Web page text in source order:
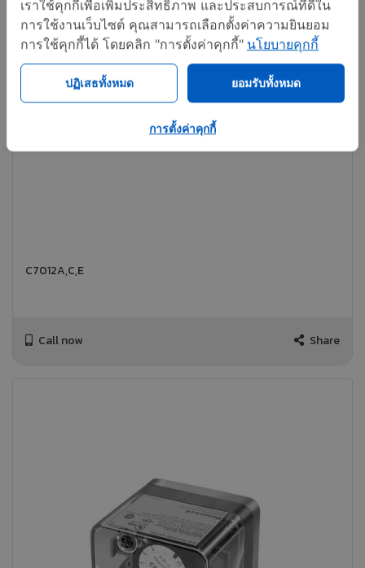
C7012A,C,E
Call now Share
เราใช้คุกกี้เพื่อเพิ่มประสิทธิภาพ และประสบการณ์ที่ดีใน
การใช้งานเว็บไซต์ คุณสามารถเลือกตั้งค่าความยินยอม
การใช้คุกกี้ได้ โดยคลิก "การตั้งค่าคุกกี้" นโยบายคุกกี้
ปฏิเสธทั้งหมด ยอมรับทั้งหมด
การตั้งค่าคุกกี้